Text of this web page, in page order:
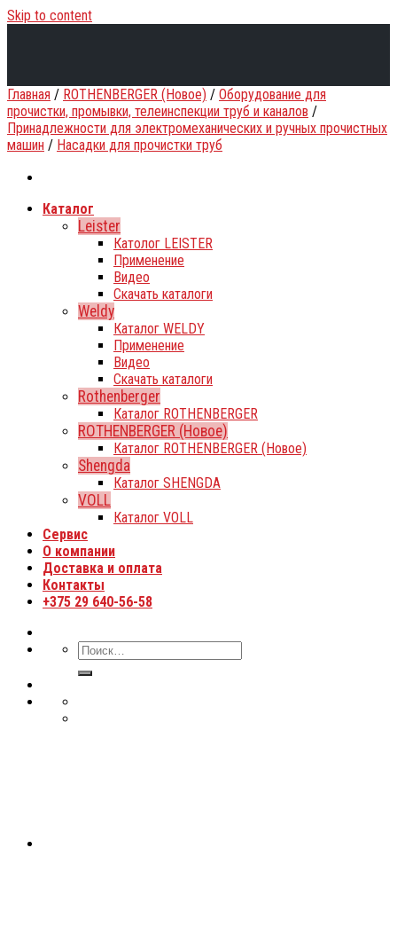
Skip to content
Каталог
Leister
Католог LEISTER
Применение
Видео
Скачать каталоги
Weldy
Каталог WELDY
Применение
Видео
Скачать каталоги
Rothenberger
Каталог ROTHENBERGER
ROTHENBERGER (Новое)
Каталог ROTHENBERGER (Новое)
Shengda
Каталог SHENGDA
VOLL
Каталог VOLL
Сервис
О компании
Доставка и оплата
Контакты
+375 29 640-56-58
Главная / ROTHENBERGER (Новое) / Оборудование для
прочистки, промывки, телеинспекции труб и каналов /
Принадлежности для электромеханических и ручных прочистных
машин / Насадки для прочистки труб